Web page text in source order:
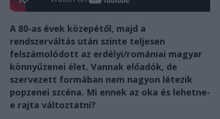
A 80-as évek közepétől, majd a
rendszerváltás után szinte teljesen
felszámolódott az erdélyi/romániai magyar
könnyűzenei élet. Vannak előadók, de
szervezett formában nem nagyon létezik
popzenei szcéna. Mi ennek az oka és lehetne-
e rajta változtatni?